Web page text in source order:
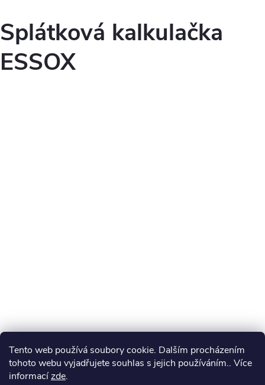
Tento web používá soubory cookie. Dalším procházením
tohoto webu vyjadřujete souhlas s jejich používáním.. Více
informacízde.
Splátková kalkulačka
ESSOX